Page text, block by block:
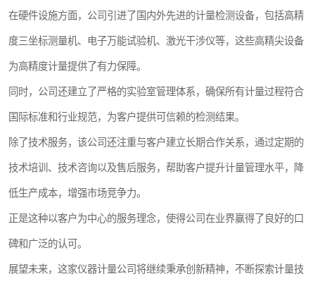
在硬件设施方面，公司引进了国内外先进的计量检测设备，包括高精
度三坐标测量机、电子万能试验机、激光干涉仪等，这些高精尖设备
为高精度计量提供了有力保障。
同时，公司还建立了严格的实验室管理体系，确保所有计量过程符合
国际标准和行业规范，为客户提供可信赖的检测结果。
除了技术服务，该公司还注重与客户建立长期合作关系，通过定期的
技术培训、技术咨询以及售后服务，帮助客户提升计量管理水平，降
低生产成本，增强市场竞争力。
正是这种以客户为中心的服务理念，使得公司在业界赢得了良好的口
碑和广泛的认可。
展望未来，这家仪器计量公司将继续秉承创新精神，不断探索计量技